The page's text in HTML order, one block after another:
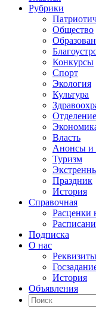
содержимому
Рубрики
Общество
Конкурсы
Спорт
Экология
Культура
Власть
Анонсы и
Туризм
Праздник
История
Справочная
Расценки
Подписка
О нас
Реквизиты
История
Объявления
Поиск
Искать: